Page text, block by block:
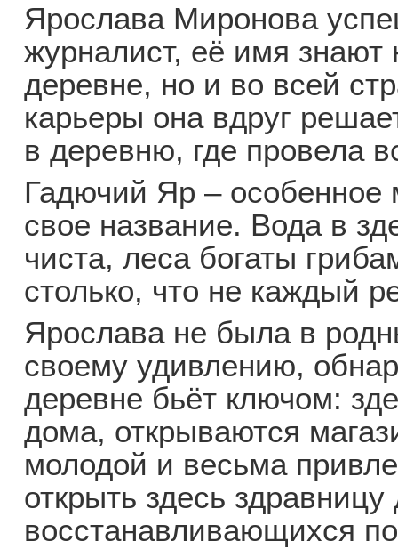
Ярослава Миронова
журналист, её имя знают
деревне, но и во всей
карьеры она вдруг
в деревню, где провела
Гадючий Яр – особенное
свое название. Вода в
чиста, леса богаты
столько, что не каждый
Ярослава не была в
своему удивлению,
деревне бьёт ключом:
дома, открываются
молодой и весьма
открыть здесь
восстанавливающихся